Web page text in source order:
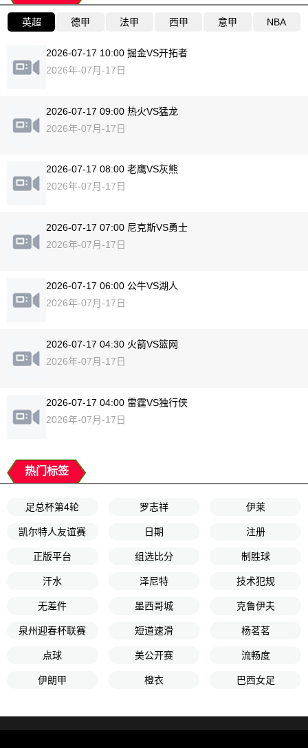
英超 德甲 法甲 西甲 意甲 NBA
2026-07-17 10:00 掘金VS开拓者
2026年-07月-17日
2026-07-17 09:00 热火VS猛龙
2026年-07月-17日
2026-07-17 08:00 老鹰VS灰熊
2026年-07月-17日
2026-07-17 07:00 尼克斯VS勇士
2026年-07月-17日
2026-07-17 06:00 公牛VS湖人
2026年-07月-17日
2026-07-17 04:30 火箭VS篮网
2026年-07月-17日
2026-07-17 04:00 雷霆VS独行侠
2026年-07月-17日
热门标签
足总杯第4轮 罗志祥 伊莱
凯尔特人友谊赛 日期 注册
正版平台 组选比分 制胜球
汗水 泽尼特 技术犯规
无差件 墨西哥城 克鲁伊夫
泉州迎春杯联赛 短道速滑 杨茗茗
点球 美公开赛 流畅度
伊朗甲 橙衣 巴西女足